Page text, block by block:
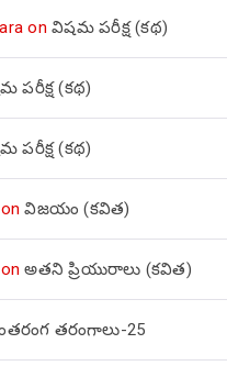
on విషమ పరీక్ష (క‌థ‌)
పరీక్ష (క‌థ‌)
పరీక్ష (క‌థ‌)
onవిజయం (కవిత)
onఅతని ప్రియురాలు (కవిత)
తరంగాలు-25